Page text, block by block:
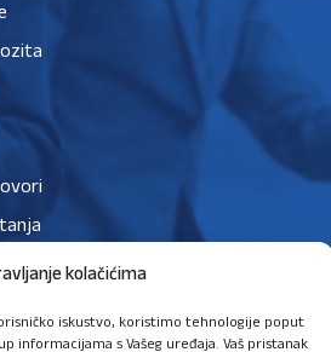
kolačićima
iskustvo, koristimo tehnologije poput
informacijama s Vašeg uređaja. Vaš pristanak